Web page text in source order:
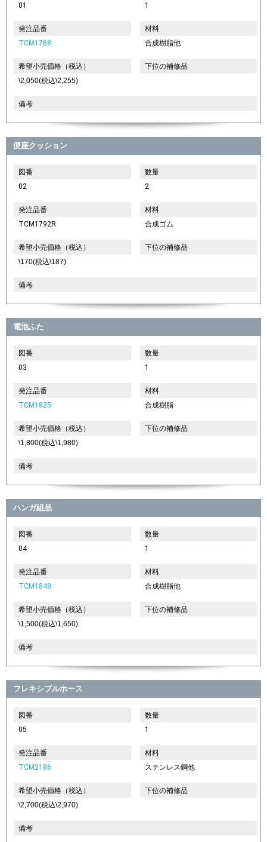
01
1
発注品番
TCM1788
材料
合成樹脂他
希望小売価格（税込）
\2,050(税込\2,255)
下位の補修品
備考
便座クッション
図番
02
数量
2
発注品番
TCM1792R
材料
合成ゴム
希望小売価格（税込）
\170(税込\187)
下位の補修品
備考
電池ふた
図番
03
数量
1
発注品番
TCM1825
材料
合成樹脂
希望小売価格（税込）
\1,800(税込\1,980)
下位の補修品
備考
ハンガ組品
図番
04
数量
1
発注品番
TCM1848
材料
合成樹脂他
希望小売価格（税込）
\1,500(税込\1,650)
下位の補修品
備考
フレキシブルホース
図番
05
数量
1
発注品番
TCM2186
材料
ステンレス鋼他
希望小売価格（税込）
\2,700(税込\2,970)
下位の補修品
備考